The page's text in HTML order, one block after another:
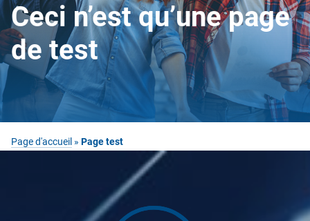
Ceci n’est qu’une page
de test
Page d'accueil » Page test